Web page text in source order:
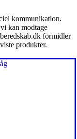
kommunikation.
kan modtage
formidler
produkter.